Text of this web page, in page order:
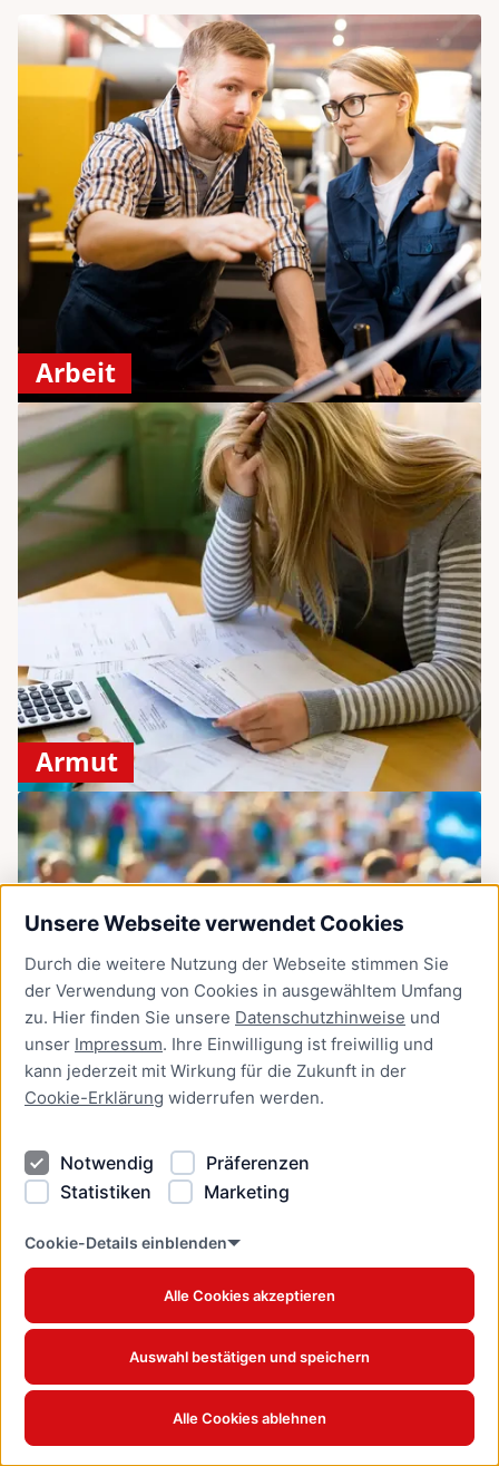
Unsere Webseite verwendet Cookies
Durch die weitere Nutzung der Webseite stimmen Sie
der Verwendung von Cookies in ausgewähltem Umfang
zu. Hier finden Sie unsere Datenschutzhinweise und
unser Impressum. Ihre Einwilligung ist freiwillig und
kann jederzeit mit Wirkung für die Zukunft in der
Cookie-Erklärung widerrufen werden.
Notwendig
Präferenzen
Statistiken
Marketing
Cookie-Details einblenden
Alle Cookies akzeptieren
Auswahl bestätigen und speichern
Alle Cookies ablehnen
Arbeit
Armut
Bevölkerung